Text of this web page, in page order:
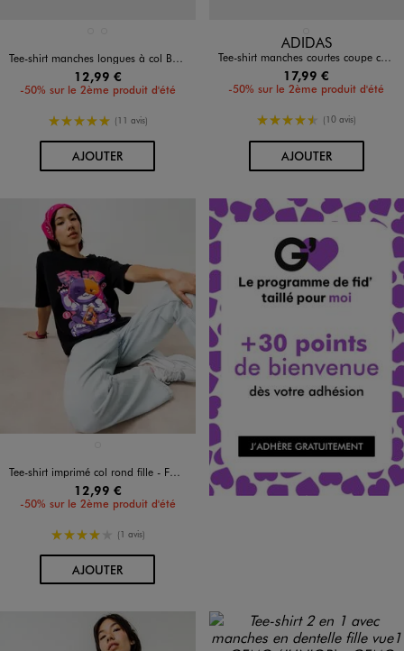
Tee-shirt manches longues à col Bardot fille
12,99 €
-50% sur le 2ème produit d'été
5/5 de moyenne
(11 avis)
AJOUTERAU PANIER
Disponible en 1 coloris
ADIDAS
Tee-shirt manches courtes coupe courte fille - Adidas
17,99 €
-50% sur le 2ème produit d'été
4.5/5 de moyenne
(10 avis)
AJOUTERAU PANIER
Tee-shirt imprimé col rond fille - FORTNITE
12,99 €
-50% sur le 2ème produit d'été
4/5 de moyenne
(1 avis)
AJOUTERAU PANIER